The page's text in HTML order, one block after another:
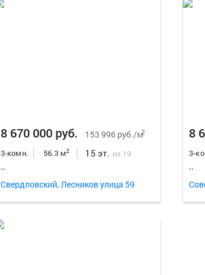
8 670 000 руб. 153 996 руб./м2
3-комн. 56.3 м2 15 эт. из 19
..
Свердловский, Лесников улица 59
8
3-
..